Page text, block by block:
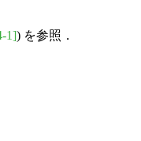
1]) を参照．